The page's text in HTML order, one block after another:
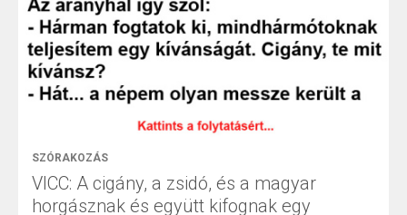
SZÓRAKOZÁS
VICC: A cigány, a zsidó, és a magyar
horgásznak és együtt kifognak egy